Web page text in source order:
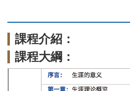
課程介紹：
課程大綱：